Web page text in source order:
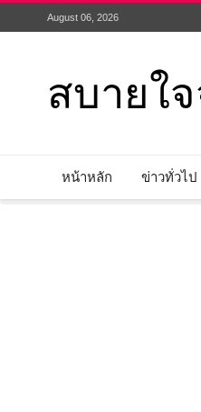
August 06, 2026
สบายใ
หน้าหลัก ข่าวทั่วไป